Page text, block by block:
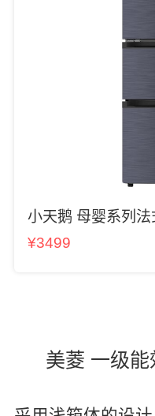
小天鹅 母婴系列法
箱
¥3499
美菱 一级